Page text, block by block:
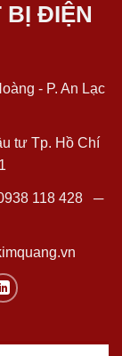
BỊ ĐIỆN
- P. An Lạc
tư Tp. Hồ Chí
118 428─